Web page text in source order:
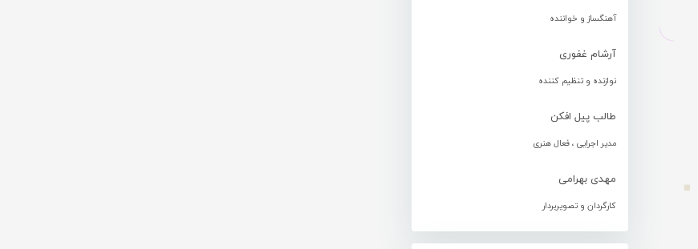
آهنگساز و خواننده
آرشام غفوری
نوازنده و تنظیم کننده
طالب پیل افکن
مدیر اجرایی ، فعال هنری
مهدی بهرامی
کارگردان و تصویربردار